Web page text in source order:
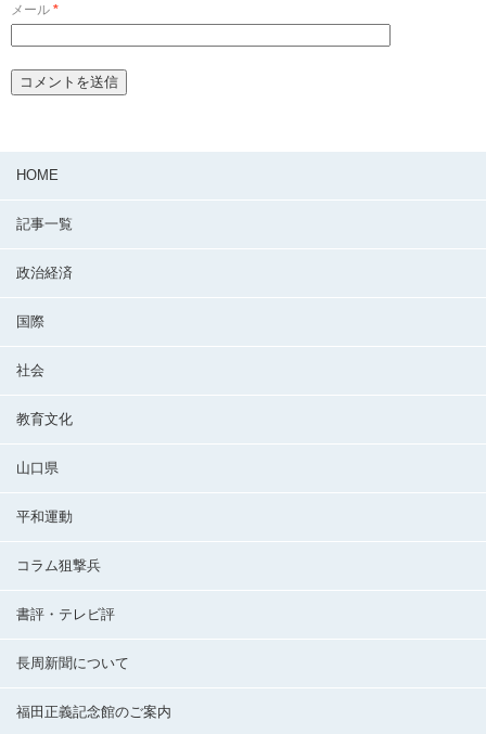
メール *
HOME
記事一覧
政治経済
国際
社会
教育文化
山口県
平和運動
コラム狙撃兵
書評・テレビ評
長周新聞について
福田正義記念館のご案内